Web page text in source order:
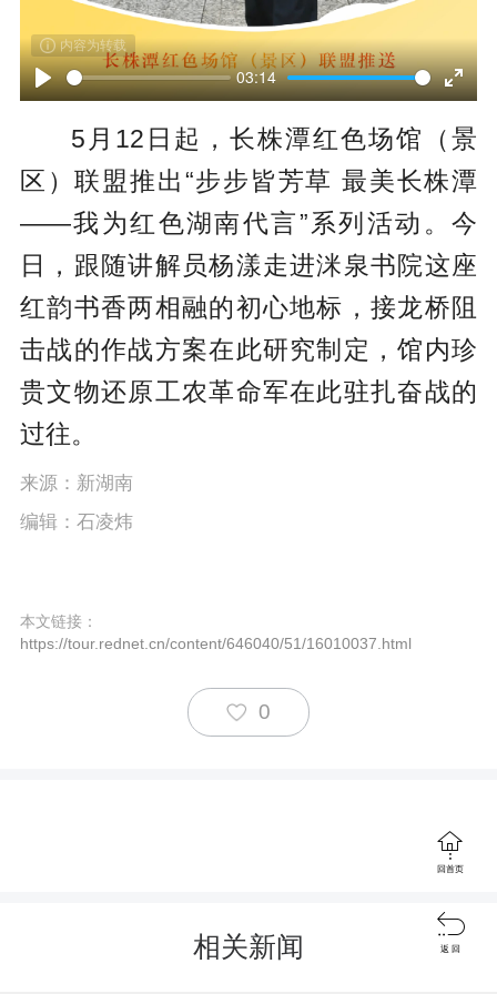
P
a
y
03:14
E
n
t
e
r
f
u
l
内容为转载
5月12日起，长株潭红色场馆（景
区）联盟推出“步步皆芳草 最美长株潭
——我为红色湖南代言”系列活动。今
日，跟随讲解员杨漾走进洣泉书院这座
红韵书香两相融的初心地标，接龙桥阻
击战的作战方案在此研究制定，馆内珍
贵文物还原工农革命军在此驻扎奋战的
过往。
来源：新湖南
编辑：石凌炜
本文链接：
https://tour.rednet.cn/content/646040/51/16010037.html
0
相关新闻

回首页

返 回